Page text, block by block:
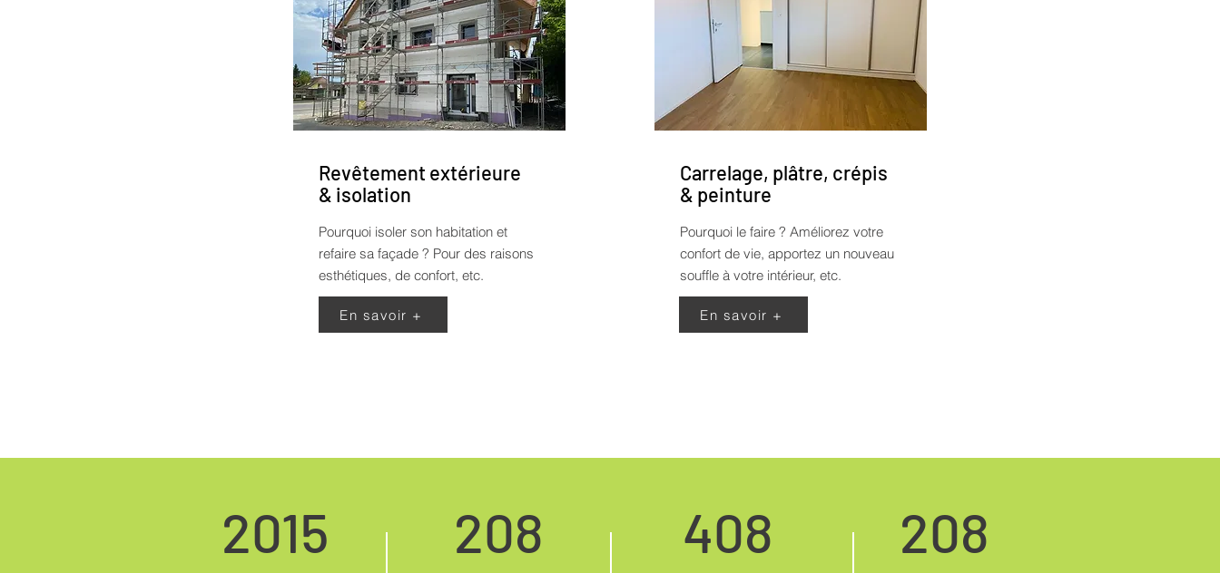
Revêtement extérieure
& isolation
Pourquoi isoler son habitation et
refaire sa façade ? Pour des raisons
esthétiques, de confort, etc.
En savoir +
Carrelage, plâtre, crépis
& peinture
Pourquoi le faire ? Améliorez votre
confort de vie, apportez un nouveau
souffle à votre intérieur, etc.
En savoir +
2015 208 408 208